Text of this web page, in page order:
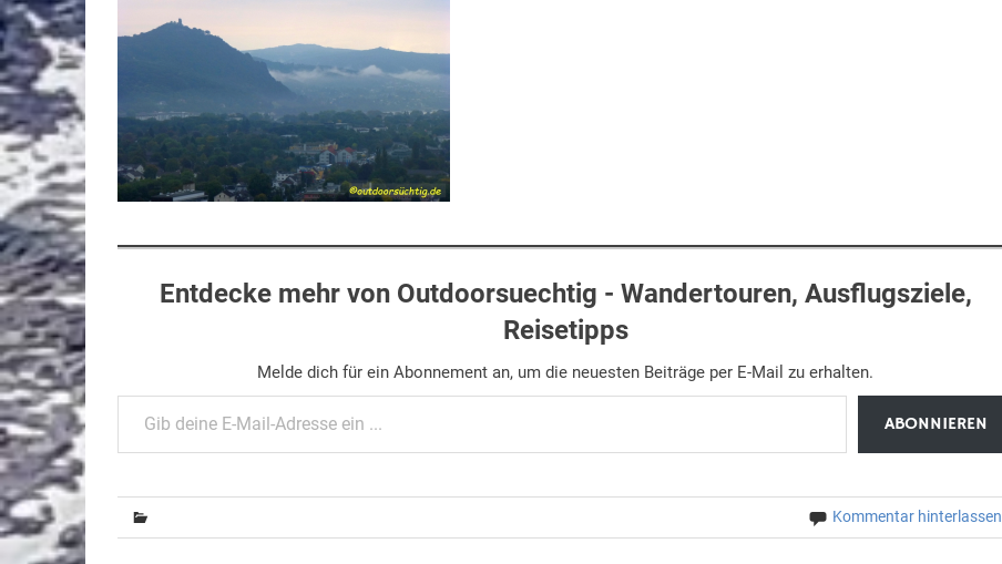
Entdecke mehr von Outdoorsuechtig - Wandertouren, Ausflugsziele,
Reisetipps
Melde dich für ein Abonnement an, um die neuesten Beiträge per E-Mail zu erhalten.
Gib deine E-Mail-Adresse ein ...
ABONNIEREN
Kommentar hinterlassen